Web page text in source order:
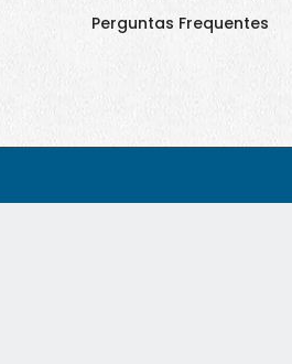
Perguntas Frequentes